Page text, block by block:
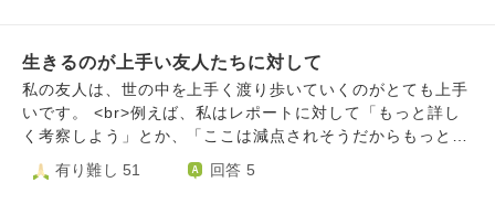
生きるのが上手い友人たちに対して
私の友人は、世の中を上手く渡り歩いていくのがとても上手
いです。 <br>例えば、私はレポートに対して「もっと詳し
く考察しよう」とか、「ここは減点されそうだからもっと詳
しく書こう」などと考え、楽しさもあるのですが時折締切に
追われ疲弊しています。 それに対して友人は「この科目で
有り難し 51 回答 5